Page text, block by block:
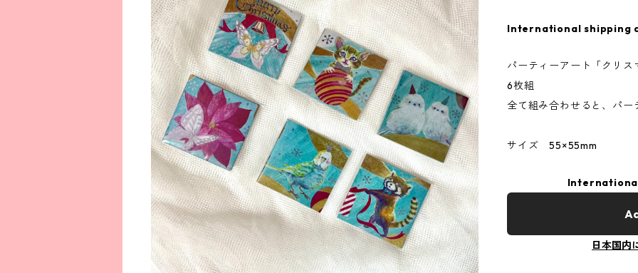
International shipping
パーティーアート「クリ
6枚組
全て組み合わせると、パ
サイズ 55×55mm
日本国内